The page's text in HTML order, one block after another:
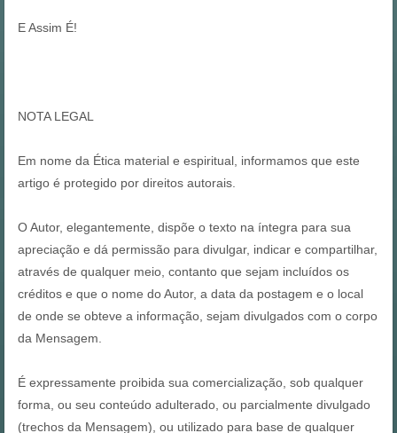
E Assim É!
NOTA LEGAL
Em nome da Ética material e espiritual, informamos que este
artigo é protegido por direitos autorais.
O Autor, elegantemente, dispõe o texto na íntegra para sua
apreciação e dá permissão para divulgar, indicar e compartilhar,
através de qualquer meio, contanto que sejam incluídos os
créditos e que o nome do Autor, a data da postagem e o local
de onde se obteve a informação, sejam divulgados com o corpo
da Mensagem.
É expressamente proibida sua comercialização, sob qualquer
forma, ou seu conteúdo adulterado, ou parcialmente divulgado
(trechos da Mensagem), ou utilizado para base de qualquer